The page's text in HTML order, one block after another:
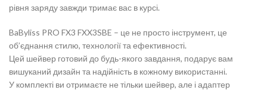
рівня заряду завжди тримає вас в курсі.
BaByliss PRO FX3 FXX3SBE – це не просто інструмент, це
об’єднання стилю, технології та ефективності.
Цей шейвер готовий до будь-якого завдання, подарує вам
вишуканий дизайн та надійність в кожному використанні.
У комплекті ви отримаєте не тільки шейвер, але і адаптер